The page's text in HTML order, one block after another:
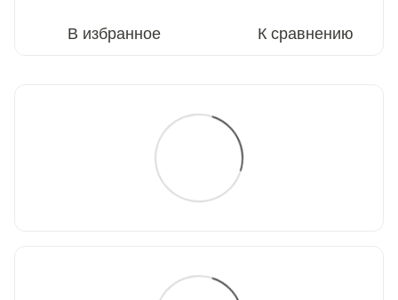
В избранное К сравнению